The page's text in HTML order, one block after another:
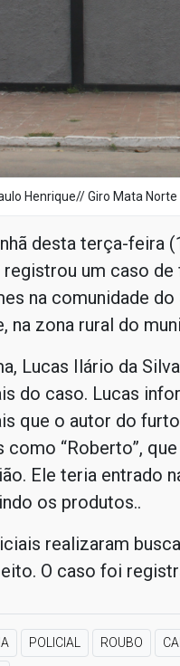
Henrique// Giro Mata Norte
desta terça-feira
um caso de
na comunidade
na zona rural do
Lucas Ilário da
do caso. Lucas
que o autor do
como “Roberto”,
Ele teria entrado
os produtos..
realizaram
O caso foi
POLICIAL ROUBO